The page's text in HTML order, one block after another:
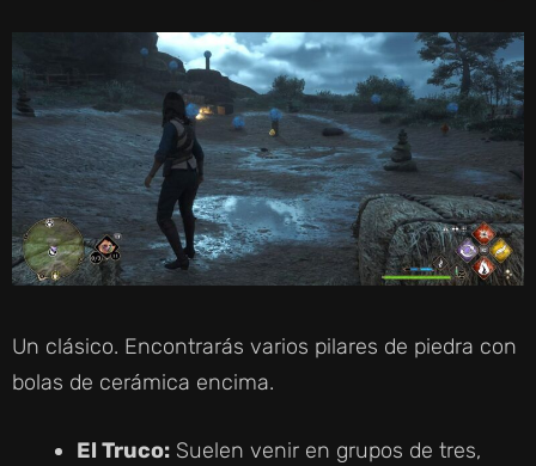
Un clásico. Encontrarás varios pilares de piedra con
bolas de cerámica encima.
El Truco: Suelen venir en grupos de tres,